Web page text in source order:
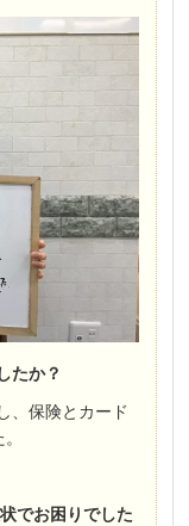
たか？
、保険とカード
でお困りでした